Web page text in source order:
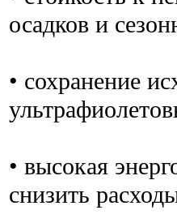
осадков и
• сохранение
• высокая
снизить